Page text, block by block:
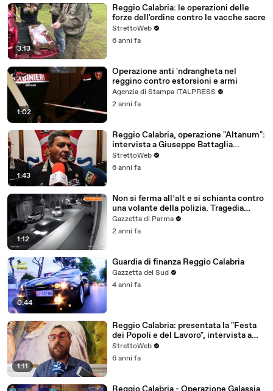
3:13
Reggio Calabria: le operazioni delle
forze dell'ordine contro le vacche sacre
StrettoWeb
6 anni fa
1:02
Operazione anti 'ndrangheta nel
reggino contro estorsioni e armi
Agenzia di Stampa ITALPRESS
2 anni fa
1:43
Reggio Calabria, operazione "Altanum":
intervista a Giuseppe Battaglia
comandante provinciale dei Carabinieri
StrettoWeb
6 anni fa
1:12
Non si ferma all’alt e si schianta contro
una volante della polizia. Tragedia
sfiorata a Reggio Calabria - Video
Gazzetta di Parma
2 anni fa
0:44
Guardia di finanza Reggio Calabria
Gazzetta del Sud
4 anni fa
1:11
Reggio Calabria: presentata la "Festa
dei Popoli e del Lavoro", intervista a
Davide Grilletto Presidente Arci
Reggio Calabria
StrettoWeb
6 anni fa